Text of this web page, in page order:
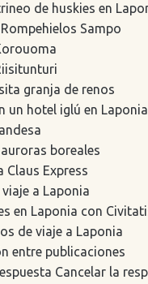
de huskies en
Sampo
granja de renos
un hotel iglú en Laponia
boreales
Claus Express
a Laponia
en Laponia con
de viaje a Laponia
entre publicaciones
Cancelar la